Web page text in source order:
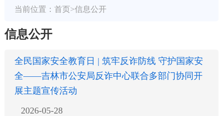
当前位置： 首页>信息公开
信息公开
全民国家安全教育日 | 筑牢反诈防线 守护国家安
全——吉林市公安局反诈中心联合多部门协同开
展主题宣传活动
2026-05-28